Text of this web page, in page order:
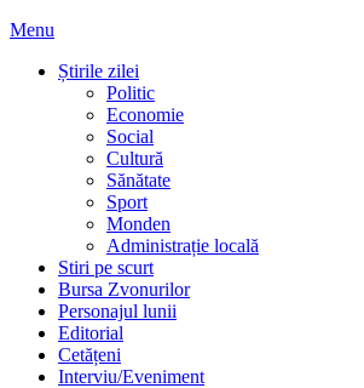
Menu
Știrile zilei
Politic
Economie
Social
Cultură
Sănătate
Sport
Monden
Administrație locală
Stiri pe scurt
Bursa Zvonurilor
Personajul lunii
Editorial
Cetățeni
Interviu/Eveniment